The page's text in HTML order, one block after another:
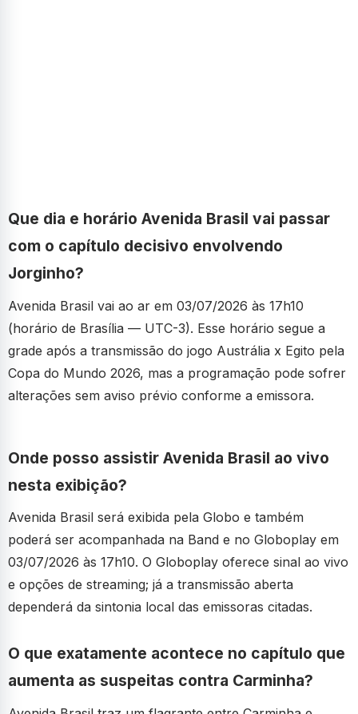
Que dia e horário Avenida Brasil vai passar
com o capítulo decisivo envolvendo
Jorginho?
Avenida Brasil vai ao ar em 03/07/2026 às 17h10
(horário de Brasília — UTC-3). Esse horário segue a
grade após a transmissão do jogo Austrália x Egito pela
Copa do Mundo 2026, mas a programação pode sofrer
alterações sem aviso prévio conforme a emissora.
Onde posso assistir Avenida Brasil ao vivo
nesta exibição?
Avenida Brasil será exibida pela Globo e também
poderá ser acompanhada na Band e no Globoplay em
03/07/2026 às 17h10. O Globoplay oferece sinal ao vivo
e opções de streaming; já a transmissão aberta
dependerá da sintonia local das emissoras citadas.
O que exatamente acontece no capítulo que
aumenta as suspeitas contra Carminha?